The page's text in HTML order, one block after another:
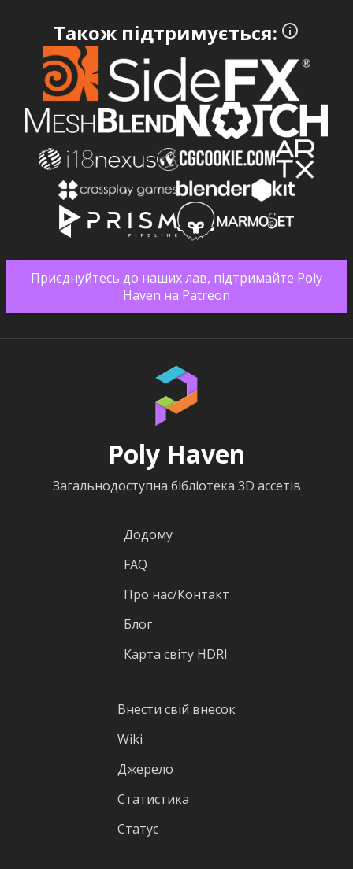
Також підтримується:
Приєднуйтесь до наших лав, підтримайте Poly
Haven на Patreon
Poly Haven
Загальнодоступна бібліотека 3D ассетів
Додому
FAQ
Про нас/Контакт
Блог
Карта світу HDRI
Внести свій внесок
Wiki
Джерело
Статистика
Статус